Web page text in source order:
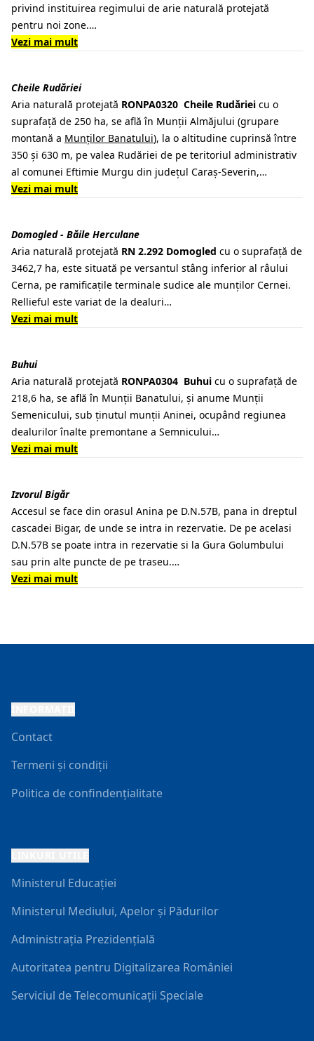
privind instituirea regimului de arie naturală protejată
pentru noi zone.…
Vezi mai mult
Cheile Rudăriei
Aria naturală protejată RONPA0320 Cheile Rudăriei cu o
suprafață de 250 ha, se află în Munții Almăjului (grupare
montană a Munților Banatului), la o altitudine cuprinsă între
350 și 630 m, pe valea Rudăriei de pe teritoriul administrativ
al comunei Eftimie Murgu din județul Caraș-Severin,…
Vezi mai mult
Domogled - Băile Herculane
Aria naturală protejată RN 2.292 Domogled cu o suprafață de
3462,7 ha, este situată pe versantul stâng inferior al râului
Cerna, pe ramificațile terminale sudice ale munților Cernei.
Rellieful este variat de la dealuri…
Vezi mai mult
Buhui
Aria naturală protejată RONPA0304 Buhui cu o suprafață de
218,6 ha, se află în Munții Banatului, și anume Munții
Semenicului, sub ținutul munții Aninei, ocupând regiunea
dealurilor înalte premontane a Semnicului…
Vezi mai mult
Izvorul Bigăr
Accesul se face din orasul Anina pe D.N.57B, pana in dreptul
cascadei Bigar, de unde se intra in rezervatie. De pe acelasi
D.N.57B se poate intra in rezervatie si la Gura Golumbului
sau prin alte puncte de pe traseu.…
Vezi mai mult
Contact
Termeni și condiții
Politica de confindențialitate
Ministerul Educației
Ministerul Mediului, Apelor și Pădurilor
Administrația Prezidențială
Autoritatea pentru Digitalizarea României
Serviciul de Telecomunicații Speciale